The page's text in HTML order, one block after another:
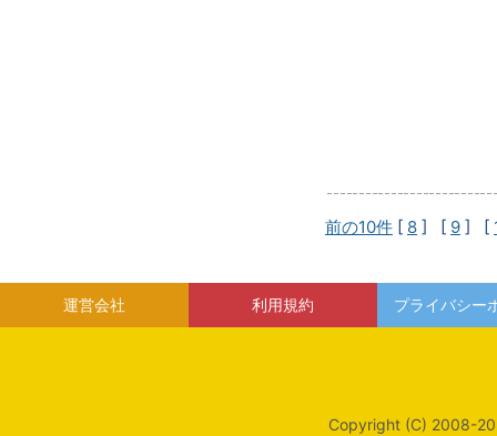
前の10件 [ 8 ] [ 9 ] [
運営会社 利用規約 プライバシー
Copyright (C) 2008-